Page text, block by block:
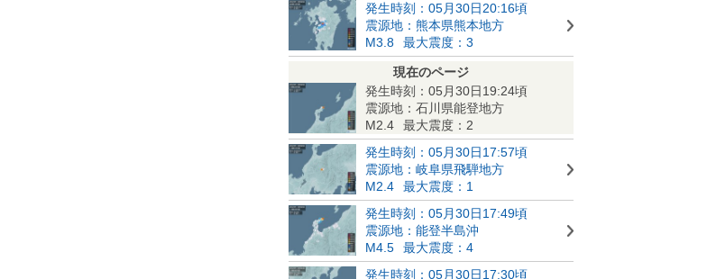
発生時刻：05月30日20:16頃
震源地：熊本県熊本地方
M3.8
最大震度：3
現在のページ
発生時刻：05月30日19:24頃
震源地：石川県能登地方
M2.4
最大震度：2
発生時刻：05月30日17:57頃
震源地：岐阜県飛騨地方
M2.4
最大震度：1
発生時刻：05月30日17:49頃
震源地：能登半島沖
M4.5
最大震度：4
発生時刻：05月30日17:30頃